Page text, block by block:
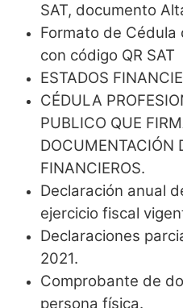
SAT, documento
Formato de
con código QR SAT
ESTADOS
CÉDULA
PUBLICO QUE
DOCUMENTACIÓN
FINANCIEROS.
Declaración anual
ejercicio fiscal
Declaraciones
2021.
Comprobante de
persona física.